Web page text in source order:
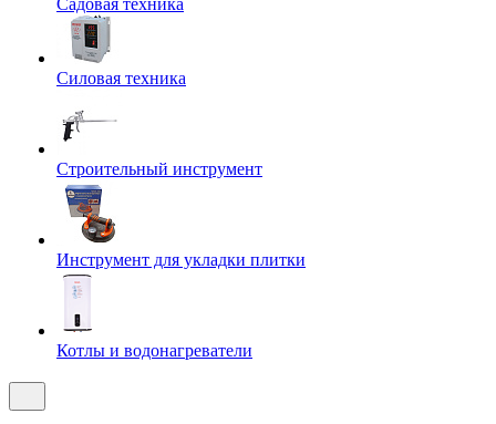
Садовая техника
Силовая техника
Строительный инструмент
Инструмент для укладки плитки
Котлы и водонагреватели